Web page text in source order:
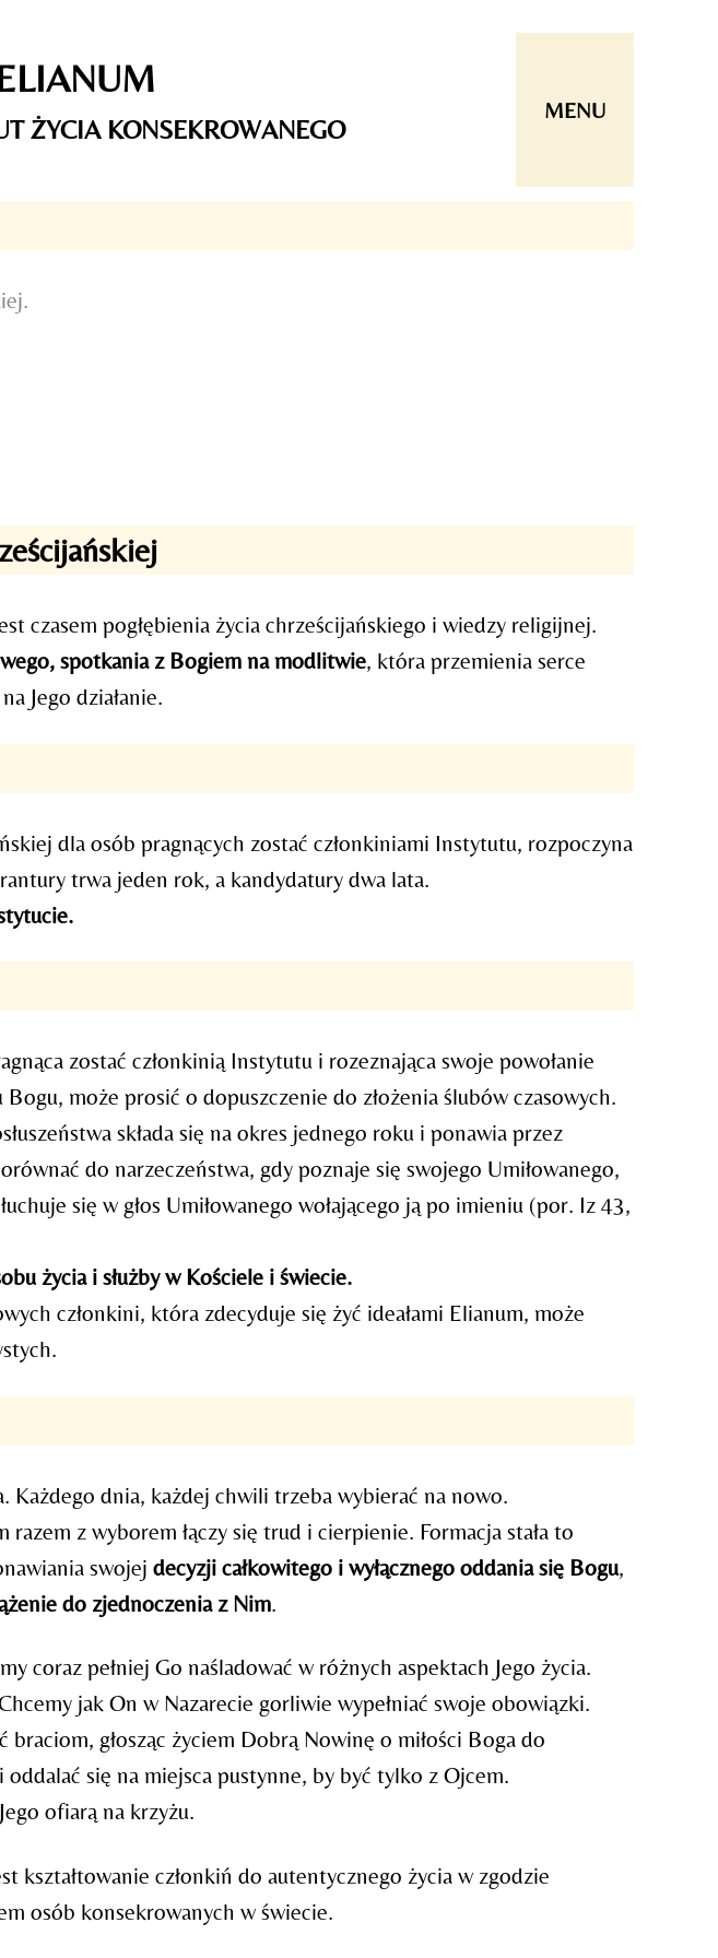
ŻYCIA KONSEKROWANEGO
MENU
czasem pogłębienia życia chrześcijańskiego i wiedzy religijnej.
spotkania z Bogiem na modlitwie, która przemienia serce
Jego działanie.
dla osób pragnących zostać członkiniami Instytutu, rozpoczyna
trwa jeden rok, a kandydatury dwa lata.
zostać członkinią Instytutu i rozeznająca swoje powołanie
Bogu, może prosić o dopuszczenie do złożenia ślubów czasowych.
składa się na okres jednego roku i ponawia przez
do narzeczeństwa, gdy poznaje się swojego Umiłowanego,
się w głos Umiłowanego wołającego ją po imieniu (por. Iz 43,
życia i służby w Kościele i świecie.
członkini, która zdecyduje się żyć ideałami Elianum, może
Każdego dnia, każdej chwili trzeba wybierać na nowo.
z wyborem łączy się trud i cierpienie. Formacja stała to
swojej decyzji całkowitego i wyłącznego oddania się Bogu,
do zjednoczenia z Nim.
coraz pełniej Go naśladować w różnych aspektach Jego życia.
jak On w Nazarecie gorliwie wypełniać swoje obowiązki.
braciom, głosząc życiem Dobrą Nowinę o miłości Boga do
się na miejsca pustynne, by być tylko z Ojcem.
ofiarą na krzyżu.
kształtowanie członkiń do autentycznego życia w zgodzie
osób konsekrowanych w świecie.